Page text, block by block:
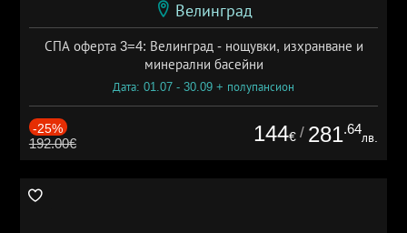
Велинград
СПА оферта 3=4: Велинград - нощувки, изхранване и
минерални басейни
Дата: 01.07 - 30.09 + полупансион
-25%
192.00€ 144€ / 281.64
лв.